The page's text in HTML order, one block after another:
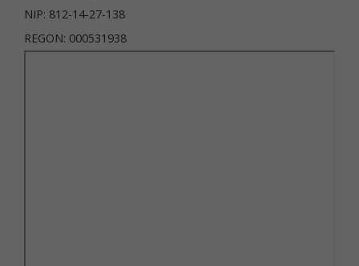
NIP: 812-14-27-138
REGON: 000531938